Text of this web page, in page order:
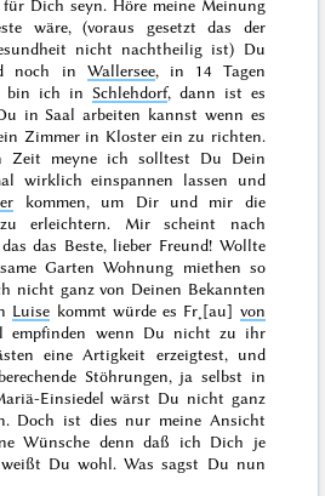
Dich seyn. Höre meine Meinung
wäre, (voraus gesetzt das der
nicht nachtheilig ist) Du
noch in Wallersee, in 14 Tagen
bin ich in Schlehdorf, dann ist es
in Saal arbeiten kannst wenn es
Zimmer in Kloster ein zu richten.
Zeit meyne ich solltest Du Dein
wirklich einspannen lassen und
kommen, um Dir und mir die
erleichtern. Mir scheint nach
das Beste, lieber Freund! Wollte
Garten Wohnung miethen so
nicht ganz von Deinen Bekannten
Luise kommt würde es Fr˖[au] von
empfinden wenn Du nicht zu ihr
eine Artigkeit erzeigtest, und
Stöhrungen, ja selbst in
Einsiedel wärst Du nicht ganz
Doch ist dies nur meine Ansicht
Wünsche denn daß ich Dich je
Du wohl. Was sagst Du nun